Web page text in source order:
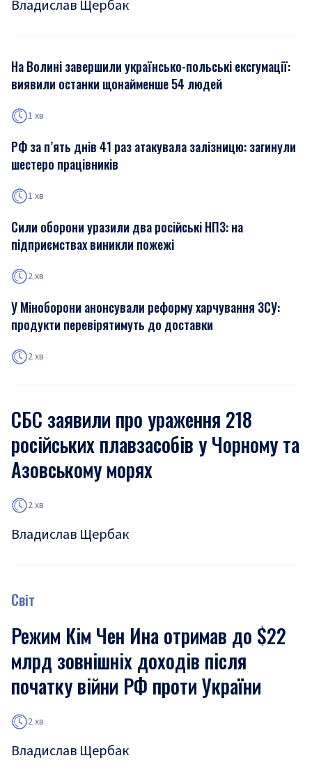
Владислав Щербак
На Волині завершили українсько-польські ексгумації:
виявили останки щонайменше 54 людей
1 хв
РФ за п’ять днів 41 раз атакувала залізницю: загинули
шестеро працівників
1 хв
Сили оборони уразили два російські НПЗ: на
підприємствах виникли пожежі
2 хв
У Міноборони анонсували реформу харчування ЗСУ:
продукти перевірятимуть до доставки
2 хв
СБС заявили про ураження 218
російських плавзасобів у Чорному та
Азовському морях
2 хв
Владислав Щербак
Світ
Режим Кім Чен Ина отримав до $22
млрд зовнішніх доходів після
початку війни РФ проти України
2 хв
Владислав Щербак